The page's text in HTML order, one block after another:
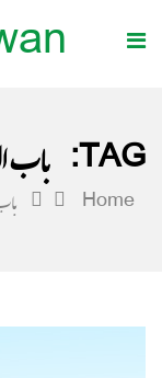
TAG: باب
Home